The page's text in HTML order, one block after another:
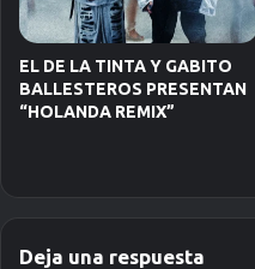
EL DE LA TINTA Y GABITO
BALLESTEROS PRESENTAN
“HOLANDA REMIX”
Deja una respuesta